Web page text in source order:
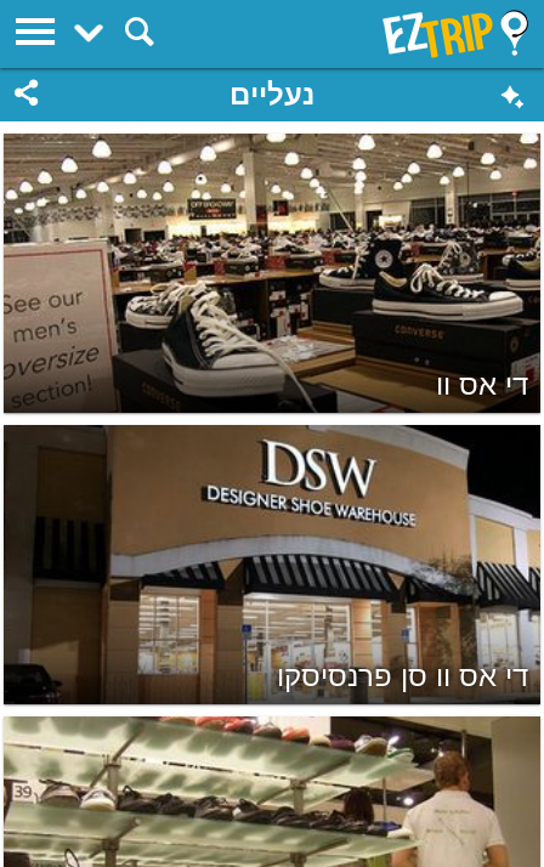
EZTrip
נעליים
די אס וו
די אס וו סן פרנסיסקו